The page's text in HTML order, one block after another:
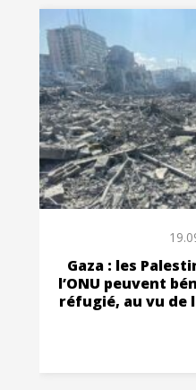
Gaza : les
l’ONU peuvent
réfugié, au vu de